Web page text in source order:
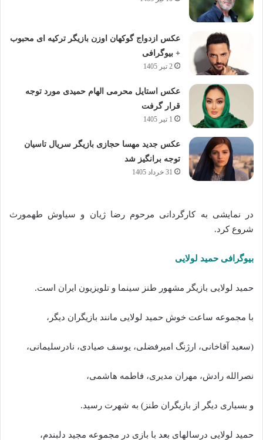
عکس ازدواج گوکهان اوزن بازیگر ترکیه ای محبوب
+ بیوگرافی
2 تیر 1405
عکس استایل محرمی الهام حمیدی مورد توجه
قرار گرفت
1 تیر 1405
عکس جدید مهسا حجازی بازیگر سریال تاسیان
توجه برانگیز شد
31 خرداد 1405
در نمایشی به کارگردانی مرحوم رضا ژیان و سیاوش طهمورث
شروع کرد.
بیوگرافی حمید لولایی
حمید لولایی بازیگر مشهور طنز سینما و تلویزیون ایران است.
با مجموعه ساعت خوش حمید لولایی مانند بازیگران دیگر،
(سعید آقاخانی، ارژنگ امیرفضلی، یوسف صیادی، نادرسلیمانی،
نصرالله رادش، مهران مدیری، فاطمه هاشمی،
و بسیاری دیگر از بازیگران طنز) به شهرت رسید.
حمید لولایی درسالهای بعد با بازی در مجموعه مجید دلبندم،